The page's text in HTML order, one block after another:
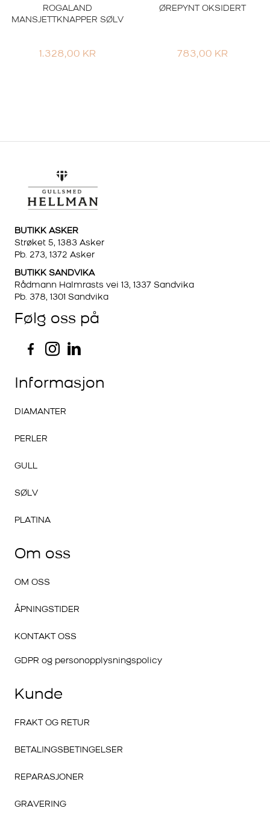
ROGALAND
MANSJETTKNAPPER SØLV
1.328,00 KR
ØREPYNT OKSIDERT
783,00 KR
BUTIKK ASKER
Strøket 5, 1383 Asker
Pb. 273, 1372 Asker
BUTIKK SANDVIKA
Rådmann Halmrasts vei 13, 1337 Sandvika
Pb. 378, 1301 Sandvika
Følg oss på
Informasjon
DIAMANTER
PERLER
GULL
SØLV
PLATINA
Om oss
OM OSS
ÅPNINGSTIDER
KONTAKT OSS
GDPR og personopplysningspolicy
Kunde
FRAKT OG RETUR
BETALINGSBETINGELSER
REPARASJONER
GRAVERING